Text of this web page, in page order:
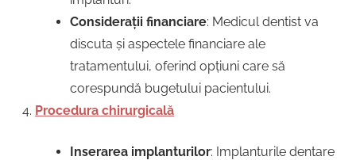
Considerații financiare: Medicul dentist va
discuta și aspectele financiare ale
tratamentului, oferind opțiuni care să
corespundă bugetului pacientului.
Procedura chirurgicală
Inserarea implanturilor: Implanturile dentare